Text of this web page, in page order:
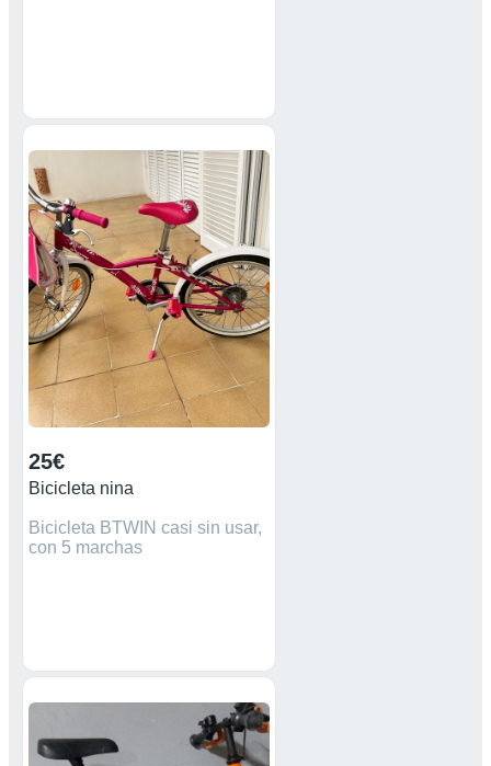
25€
Bicicleta nina
Bicicleta BTWIN casi sin usar,
con 5 marchas